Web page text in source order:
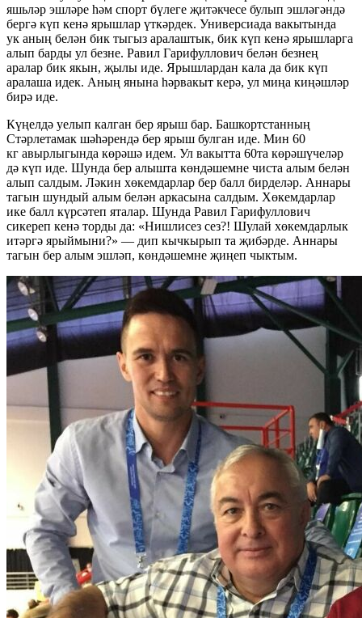
яшьләр эшләре һәм спорт бүлеге җитәкчесе булып эшләгәндә
бергә күп кенә ярышлар үткәрдек. Универсиада вакытында
ук аның белән бик тыгыз аралаштык, бик күп кенә ярышларга
алып барды ул безне. Равил Гарифуллович белән безнең
аралар бик якын, җылы иде. Ярышлардан кала да бик күп
аралаша идек. Аның янына һәрвакыт керә, ул миңа киңәшләр
бирә иде.
Күңелдә уелып калган бер ярыш бар. Башкортстанның
Стәрлетамак шәһәрендә бер ярыш булган иде. Мин 60
кг авырлыгында көрәшә идем. Ул вакытта 60та көрәшүчеләр
дә күп иде. Шунда бер алышта көндәшемне чиста алым белән
алып салдым. Ләкин хөкемдарлар бер балл бирделәр. Аннары
тагын шундый алым белән аркасына салдым. Хөкемдарлар
ике балл күрсәтеп яталар. Шунда Равил Гарифуллович
сикереп кенә торды да: «Нишлисез сез?! Шулай хөкемдарлык
итәргә ярыймыни?» — дип кычкырып та җибәрде. Аннары
тагын бер алым эшләп, көндәшемне җиңеп чыктым.